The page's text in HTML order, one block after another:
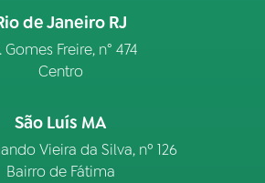
de Janeiro RJ
Gomes Freire, n° 474
Centro
São Luís MA
Vieira da Silva, nº 126
Bairro de Fátima